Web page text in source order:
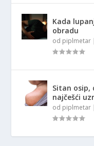
Kada
obradu
od piplmetar
Sitan osip,
najčešći
od piplmetar